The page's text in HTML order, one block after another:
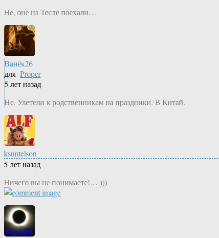
Не, оне на Тесле поехали…
Ванёк26
для Proper
5 лет назад
Не. Улетели к родственникам на праздники. В Китай.
ksuntelson
5 лет назад
Ничего вы не понимаете!… )))